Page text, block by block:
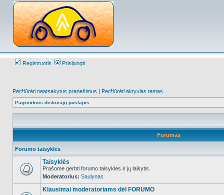
Registruotis Prisijungti
Peržiūrėti neatsakytus pranešimus | Peržiūrėti aktyvias temas
Pagrindinis diskusijų puslapis
Forumas
Forumo taisyklės
NO_UNREAD_POSTS
Taisyklės
Prašome gerbti forumo taisykles ir jų laikytis.
Moderatorius: Saulynas
Klausimai moderatoriams dėl FORUMO